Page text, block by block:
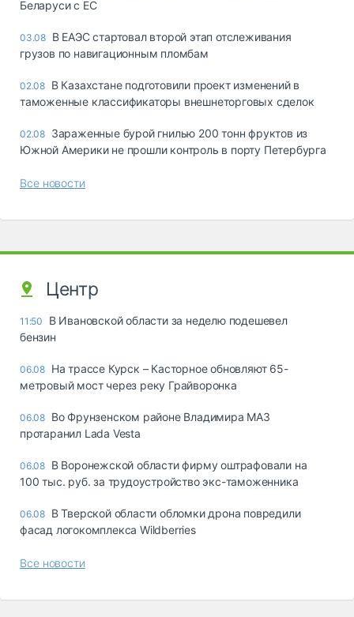
Беларуси с ЕС
03.08 В ЕАЭС стартовал второй этап отслеживания
грузов по навигационным пломбам
02.08 В Казахстане подготовили проект изменений в
таможенные классификаторы внешнеторговых сделок
02.08 Зараженные бурой гнилью 200 тонн фруктов из
Южной Америки не прошли контроль в порту Петербурга
Все новости
Центр
11:50
В Ивановской области за неделю подешевел
бензин
06.08 На трассе Курск – Касторное обновляют 65-
метровый мост через реку Грайворонка
06.08 Во Фрунзенском районе Владимира МАЗ
протаранил Lada Vesta
06.08 В Воронежской области фирму оштрафовали на
100 тыс. руб. за трудоустройство экс-таможенника
06.08 В Тверской области обломки дрона повредили
фасад логокомплекса Wildberries
Все новости